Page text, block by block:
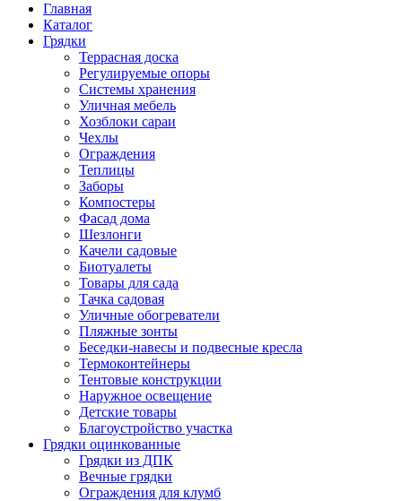
Главная
Каталог
Грядки
Террасная доска
Регулируемые опоры
Системы хранения
Уличная мебель
Хозблоки сараи
Чехлы
Ограждения
Теплицы
Заборы
Компостеры
Фасад дома
Шезлонги
Качели садовые
Биотуалеты
Товары для сада
Тачка садовая
Уличные обогреватели
Пляжные зонты
Беседки-навесы и подвесные кресла
Термоконтейнеры
Тентовые конструкции
Наружное освещение
Детские товары
Благоустройство участка
Грядки оцинкованные
Грядки из ДПК
Вечные грядки
Ограждения для клумб